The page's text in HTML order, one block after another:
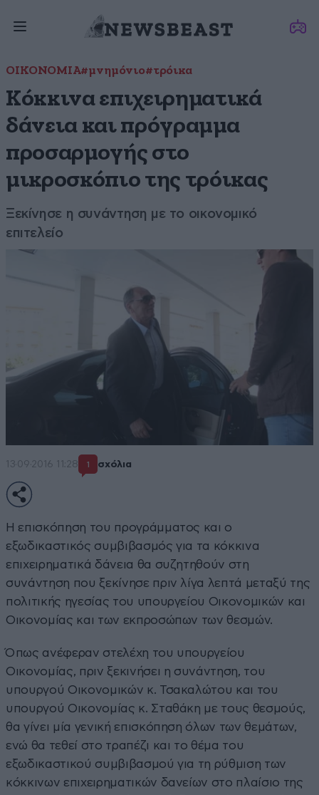
ΟΙΚΟΝΟΜΙΑ#μνημόνιο#τρόικα
Κόκκινα επιχειρηματικά
δάνεια και πρόγραμμα
προσαρμογής στο
μικροσκόπιο της τρόικας
Ξεκίνησε η συνάντηση με το οικονομικό
επιτελείο
13·09·2016 11:28 1 σχόλια
Η επισκόπηση του προγράμματος και ο
εξωδικαστικός συμβιβασμός για τα κόκκινα
επιχειρηματικά δάνεια θα συζητηθούν στη
συνάντηση που ξεκίνησε πριν λίγα λεπτά μεταξύ της
πολιτικής ηγεσίας του υπουργείου Οικονομικών και
Οικονομίας και των εκπροσώπων των θεσμών.
Όπως ανέφεραν στελέχη του υπουργείου
Οικονομίας, πριν ξεκινήσει η συνάντηση, του
υπουργού Οικονομικών κ. Τσακαλώτου και του
υπουργού Οικονομίας κ. Σταθάκη με τους θεσμούς,
θα γίνει μία γενική επισκόπηση όλων των θεμάτων,
ενώ θα τεθεί στο τραπέζι και το θέμα του
εξωδικαστικού συμβιβασμού για τη ρύθμιση των
κόκκινων επιχειρηματικών δανείων στο πλαίσιο της